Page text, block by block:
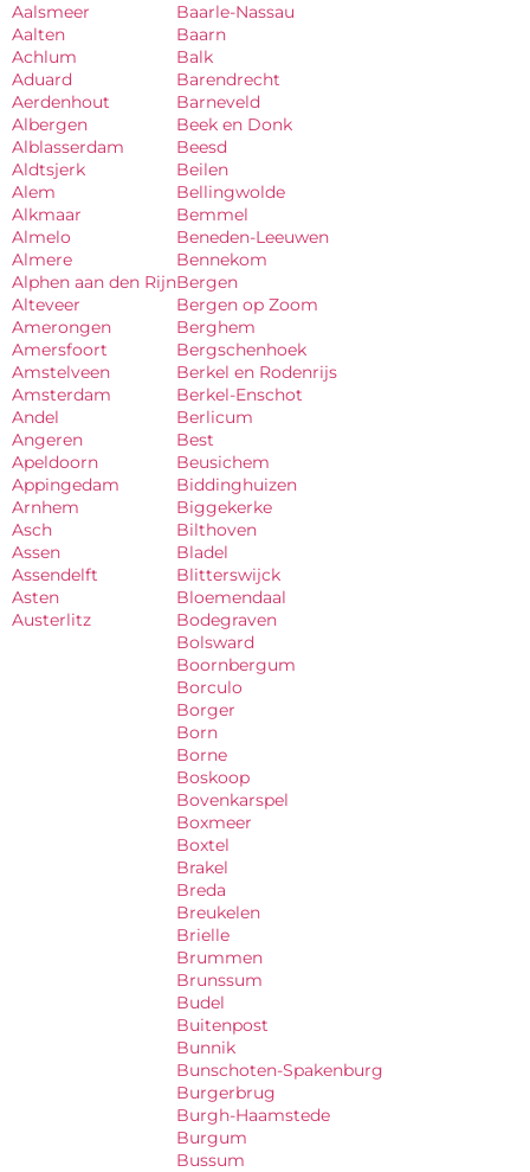
Aalsmeer
Aalten
Achlum
Aduard
Aerdenhout
Albergen
Alblasserdam
Aldtsjerk
Alem
Alkmaar
Almelo
Almere
Alphen aan den Rijn
Alteveer
Amerongen
Amersfoort
Amstelveen
Amsterdam
Andel
Angeren
Apeldoorn
Appingedam
Arnhem
Asch
Assen
Assendelft
Asten
Austerlitz
Baarle-Nassau
Baarn
Balk
Barendrecht
Barneveld
Beek en Donk
Beesd
Beilen
Bellingwolde
Bemmel
Beneden-Leeuwen
Bennekom
Bergen
Bergen op Zoom
Berghem
Bergschenhoek
Berkel en Rodenrijs
Berkel-Enschot
Berlicum
Best
Beusichem
Biddinghuizen
Biggekerke
Bilthoven
Bladel
Blitterswijck
Bloemendaal
Bodegraven
Bolsward
Boornbergum
Borculo
Borger
Born
Borne
Boskoop
Bovenkarspel
Boxmeer
Boxtel
Brakel
Breda
Breukelen
Brielle
Brummen
Brunssum
Budel
Buitenpost
Bunnik
Bunschoten-Spakenburg
Burgerbrug
Burgh-Haamstede
Burgum
Bussum